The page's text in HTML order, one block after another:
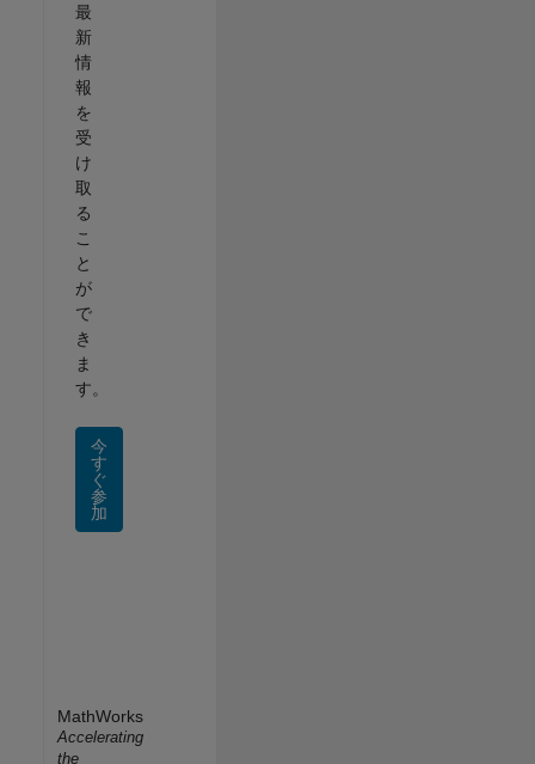
最
新
情
報
を
受
け
取
る
こ
と
が
で
き
ま
す。
今
す
ぐ
参
加
MathWorks
Accelerating
the